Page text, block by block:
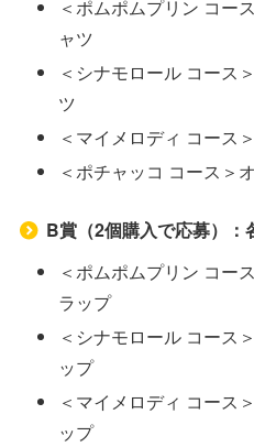
＜ポムポムプリン コー
ャツ
＜シナモロール コース
ツ
＜マイメロディ コース
＜ポチャッコ コース＞
B賞（2個購入で応募）：
＜ポムポムプリン コー
ラップ
＜シナモロール コース
ップ
＜マイメロディ コース
ップ